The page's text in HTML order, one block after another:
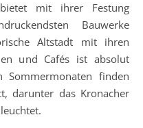
mit ihrer Festung
Bauwerke
Altstadt mit ihren
und Cafés ist absolut
Sommermonaten finden
darunter das Kronacher